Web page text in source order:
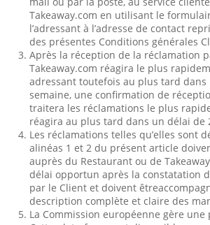
Takeaway.com en utilisant le
l’adressant à l’adresse de contact
des présentes Conditions générales
Après la réception de la réclamation
Takeaway.com réagira le plus
adressant toutefois au plus tard dans
semaine, une confirmation de
traitera les réclamations le plus
réagira au plus tard dans un délai de
Les réclamations telles qu’elles sont
alinéas 1 et 2 du présent article
auprès du Restaurant ou de
délai opportun après la constatation
par le Client et doivent
description complète et claire des
La Commission européenne gère une